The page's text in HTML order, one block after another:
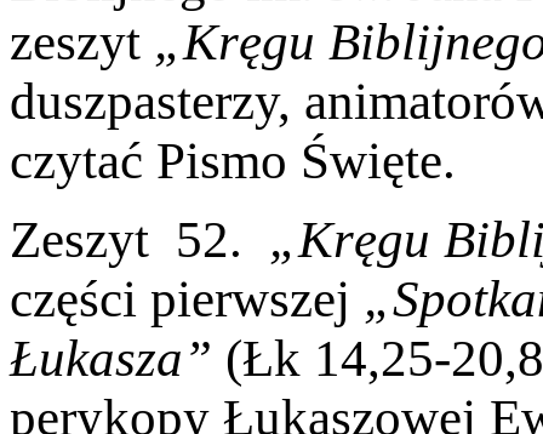
zeszyt „Kręgu
duszpasterzy,
czytać Pismo Święte.
Zeszyt 52. „Kręgu
części pierwszej
Łukasza” (Łk 14,25-
perykopy Łukaszowej